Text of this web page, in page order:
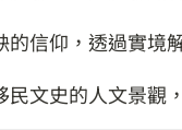
信仰，透過實境
文史的人文景觀